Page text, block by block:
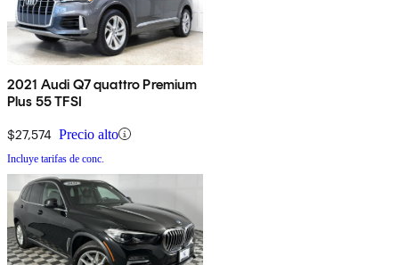
2021 Audi Q7 quattro Premium
Plus 55 TFSI
$27,574 Precio alto
Incluye tarifas de conc.